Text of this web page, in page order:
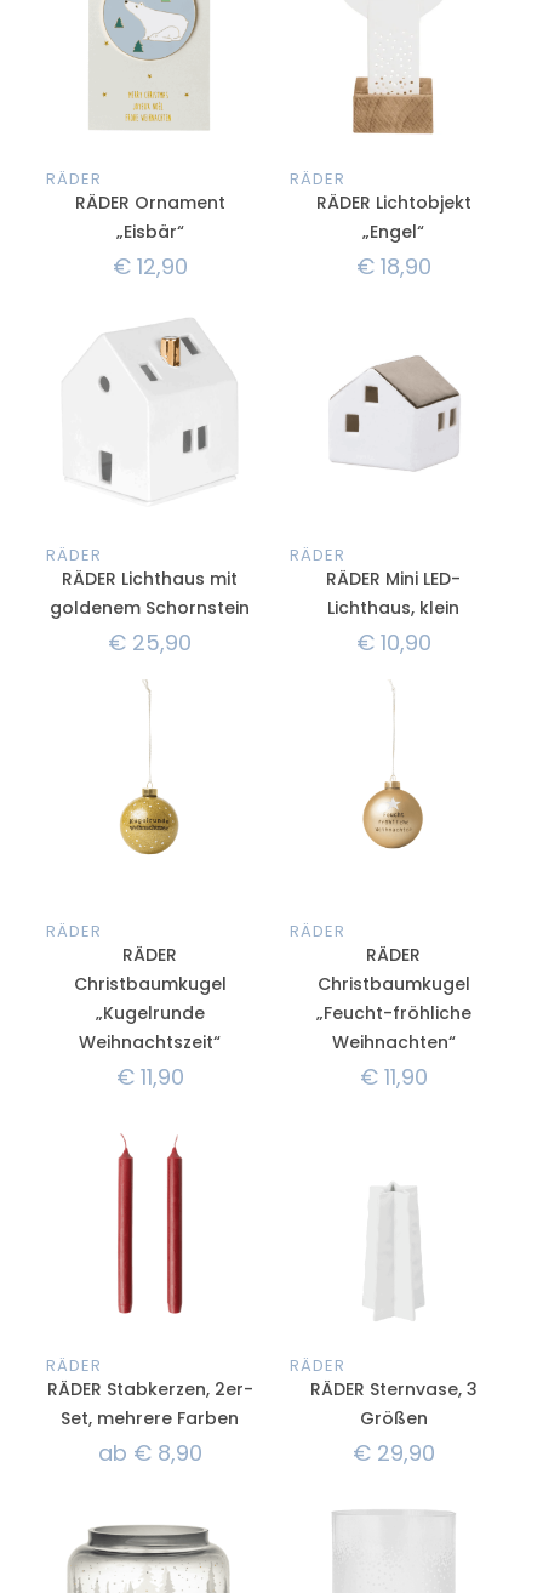
RÄDER
RÄDER Ornament
„Eisbär“
€12,90
RÄDER
RÄDER Lichtobjekt
„Engel“
€18,90
RÄDER
RÄDER Lichthaus mit
goldenem Schornstein
€ 25,90
RÄDER
RÄDER Mini LED-
Lichthaus, klein
€10,90
RÄDER
RÄDER
Christbaumkugel
„Kugelrunde
Weihnachtszeit“
€11,90
RÄDER
RÄDER
Christbaumkugel
„Feucht-fröhliche
Weihnachten“
€11,90
RÄDER
RÄDER Stabkerzen, 2er-
Set, mehrere Farben
ab €8,90
RÄDER
RÄDER Sternvase, 3
Größen
€29,90